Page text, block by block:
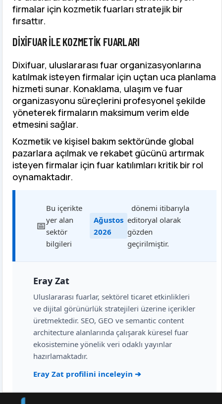
firmalar için kozmetik fuarları stratejik bir
fırsattır.
DIXIFUAR ILE KOZMETIK FUARLARI
Dixifuar, uluslararası fuar organizasyonlarına
katılmak isteyen firmalar için uçtan uca planlama
hizmeti sunar. Konaklama, ulaşım ve fuar
organizasyonu süreçlerini profesyonel şekilde
yöneterek firmaların maksimum verim elde
etmesini sağlar.
Kozmetik ve kişisel bakım sektöründe global
pazarlara açılmak ve rekabet gücünü artırmak
isteyen firmalar için fuar katılımları kritik bir rol
oynamaktadır.
Bu içerikte
yer alan
sektör
bilgileri
Ağustos
2026
dönemi itibarıyla
editoryal olarak
gözden
geçirilmiştir.
Eray Zat
Uluslararası fuarlar, sektörel ticaret etkinlikleri
ve dijital görünürlük stratejileri üzerine içerikler
üretmektedir. SEO, GEO ve semantic content
architecture alanlarında çalışarak küresel fuar
ekosistemine yönelik veri odaklı yayınlar
hazırlamaktadır.
Eray Zat profilini inceleyin ➔